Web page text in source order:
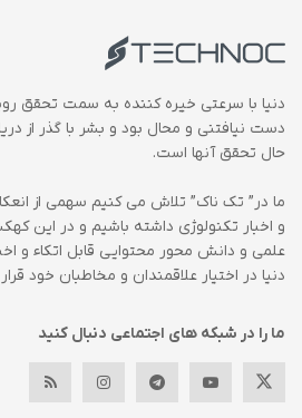
دنیا با سرعتی خیره کننده به سمت تحقق
دست نیافتنی و محال بود و بشر با گذر از
حال تحقق آنها است.
ما در” تک ناک” تلاش می کنیم سهمی از
و اخبار تکنولوژی داشته باشیم و در این
علمی و دانش محور محتوایی قابل اتکاء و
دنیا در اختیار علاقمندان و مخاطبان خود
ما را در شبکه های اجتماعی دنبال کنید